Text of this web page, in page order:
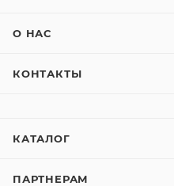
О НАС
КОНТАКТЫ
КАТАЛОГ
ПАРТНЕРАМ